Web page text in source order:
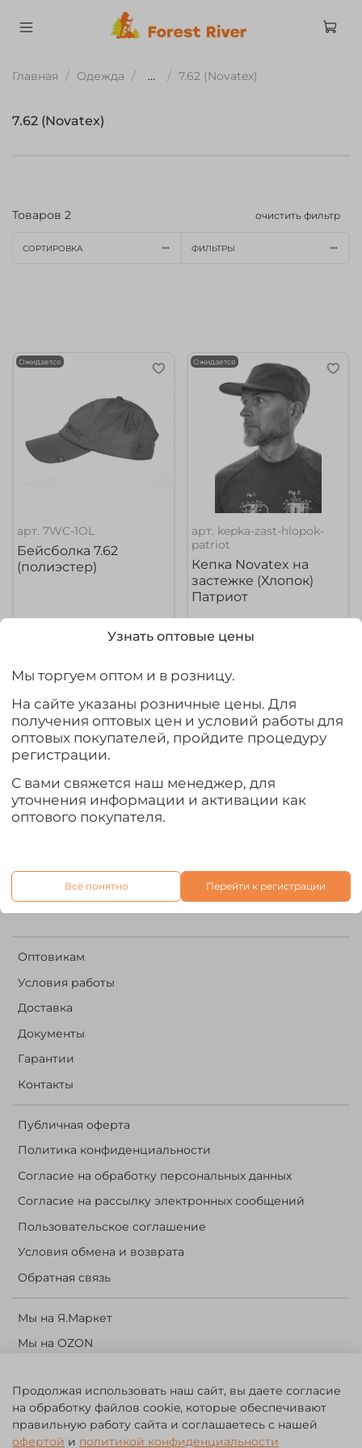
Главная Одежда ... 7.62 (Novatex)
7.62 (Novatex)
Товаров 2 очистить фильтр
СОРТИРОВКА ФИЛЬТРЫ
Ожидается
арт.7WC-1OL
Бейсболка 7.62
(полиэстер)
1 000₽
Ожидается
арт. kepka-zast-hlopok-
patriot
Кепка Novatex на
застежке (Хлопок)
Патриот
895₽
Оптовикам
Условия работы
Доставка
Документы
Гарантии
Контакты
Публичная оферта
Политика конфиденциальности
Согласие на обработку персональных данных
Согласие на рассылку электронных сообщений
Пользовательское соглашение
Условия обмена и возврата
Обратная связь
Мы на Я.Маркет
Мы на OZON
Корзина
Контакты
+7 960 500 02 08
it.forestriver@gmail.com
©️ 2014 - 2024 Forest River. Рыболовный интернет-магазин.
Продолжая использовать наш сайт, вы даете согласие
на обработку файлов cookie, которые обеспечивают
правильную работу сайта и соглашаетесь с нашей
офертой и политикой конфиденциальности
Узнать оптовые цены
Мы торгуем оптом и в розницу.
На сайте указаны розничные цены. Для
получения оптовых цен и условий работы для
оптовых покупателей, пройдите процедуру
регистрации.
С вами свяжется наш менеджер, для
уточнения информации и активации как
оптового покупателя.
Всё понятно Перейти к регистрации